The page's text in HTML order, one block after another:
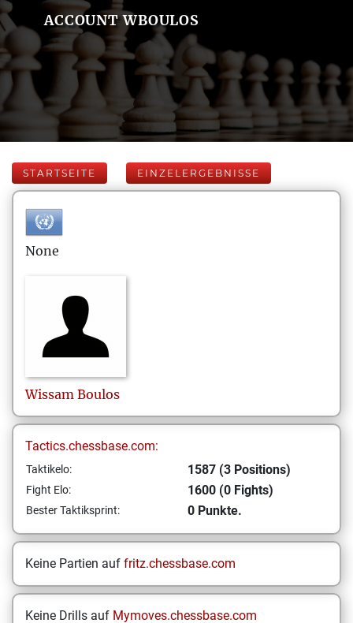
ACCOUNT WBOULOS
STARTSEITE EINZELERGEBNISSE
None
Wissam Boulos
Tactics.chessbase.com:
Taktikelo: 1587 (3 Positions)
Fight Elo: 1600 (0 Fights)
Bester Taktiksprint: 0 Punkte.
Keine Partien auf fritz.chessbase.com
Keine Drills auf Mymoves.chessbase.com